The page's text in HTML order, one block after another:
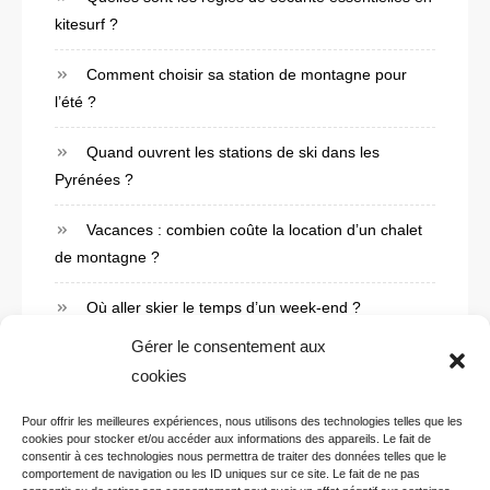
Gérer le consentement aux
cookies
Pour offrir les meilleures expériences, nous utilisons des technologies telles que les
cookies pour stocker et/ou accéder aux informations des appareils. Le fait de
consentir à ces technologies nous permettra de traiter des données telles que le
comportement de navigation ou les ID uniques sur ce site. Le fait de ne pas
e
a
r
c
kitesurf ?
Comment choisir sa station de montagne pour
l’été ?
Quand ouvrent les stations de ski dans les
Pyrénées ?
Vacances : combien coûte la location d’un chalet
de montagne ?
Où aller skier le temps d’un week-end ?